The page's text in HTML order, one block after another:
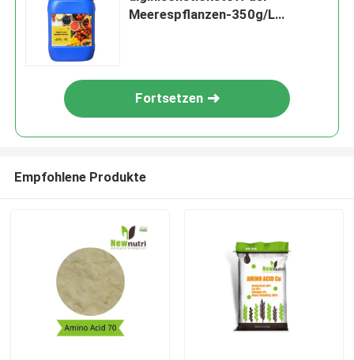
Meerespflanzen-350g/L
Fortsetzen
Empfohlene Produkte